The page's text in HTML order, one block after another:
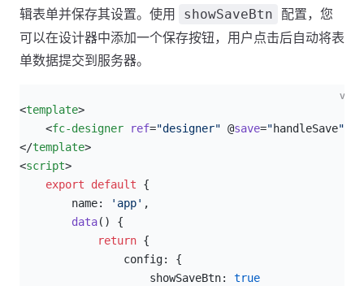
辑表单并保存其设置。使用
showSaveBtn
配置，您
可以在设计器中添加一个保存按钮，用户点击后自动将表
单数据提交到服务器。
vue
<template>
    <
fc-designer ref="designer" @save="handleSave"
</template>
<script>
    export
default {
        name:
'app' ,
        data
() {
            return
{
                config: {
                    showSaveBtn:
true